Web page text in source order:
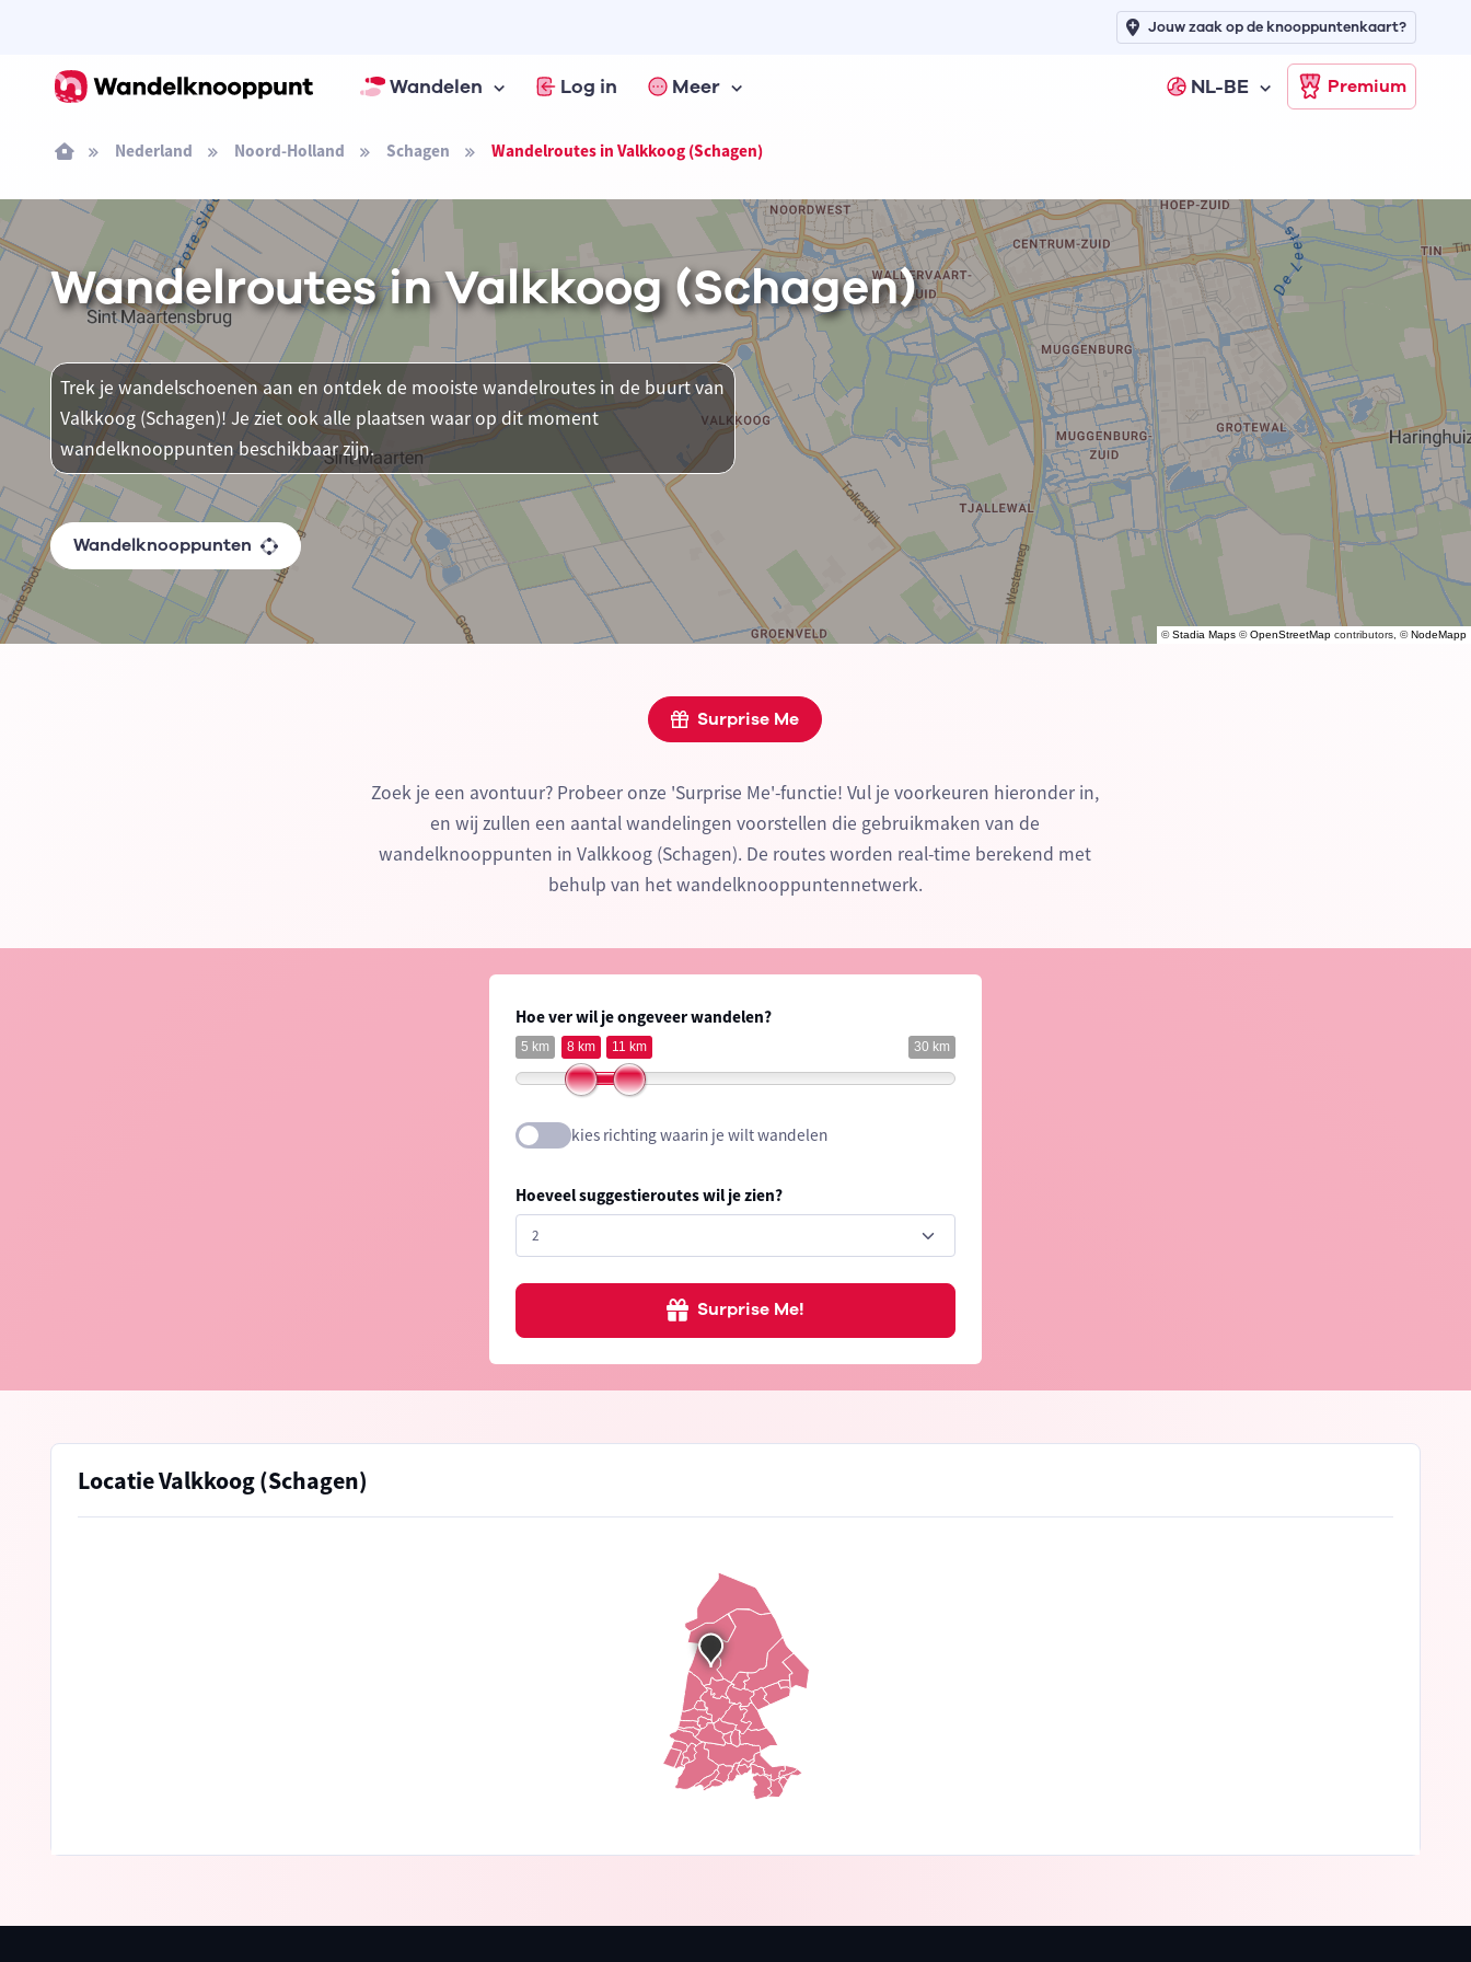
Wandelen Log in Meer NL-BE Premium
Jouw zaak op de knooppuntenkaart?
Nederland Noord-Holland Schagen Wandelroutes in Valkkoog (Schagen)
©Stadia Maps ©OpenStreetMap contributors, ©NodeMapp
Wandelroutes in Valkkoog (Schagen)
Trek je wandelschoenen aan en ontdek de mooiste wandelroutes in de buurt van
Valkkoog (Schagen)! Je ziet ook alle plaatsen waar op dit moment
wandelknooppunten beschikbaar zijn.
Wandelknooppunten
Surprise Me
Zoek je een avontuur? Probeer onze 'Surprise Me'-functie! Vul je voorkeuren hieronder in,
en wij zullen een aantal wandelingen voorstellen die gebruikmaken van de
wandelknooppunten in Valkkoog (Schagen). De routes worden real-time berekend met
behulp van het wandelknooppuntennetwerk.
Hoe ver wil je ongeveer wandelen?
5 km 30 km
8 km 11 km
kies richting waarin je wilt wandelen
Hoeveel suggestieroutes wil je zien?
Surprise Me!
Locatie Valkkoog (Schagen)